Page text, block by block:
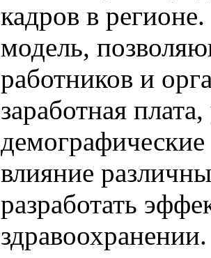
кадров в
модель,
работников и
заработная
влияние
разработать
здравоохранении.